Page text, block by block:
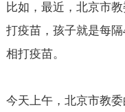
比如，最近，北京市
打疫苗，孩子就是每隔
相打疫苗。
今天上午，北京市教